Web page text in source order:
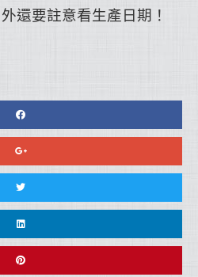
還要註意看生產日期！